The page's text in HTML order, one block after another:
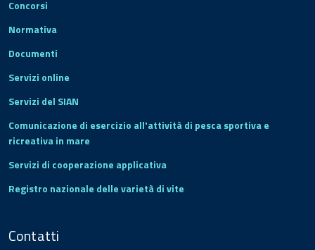
Concorsi
Normativa
Documenti
Servizi online
Servizi del SIAN
Comunicazione di esercizio all'attività di pesca sportiva e
ricreativa in mare
Servizi di cooperazione applicativa
Registro nazionale delle varietà di vite
Contatti